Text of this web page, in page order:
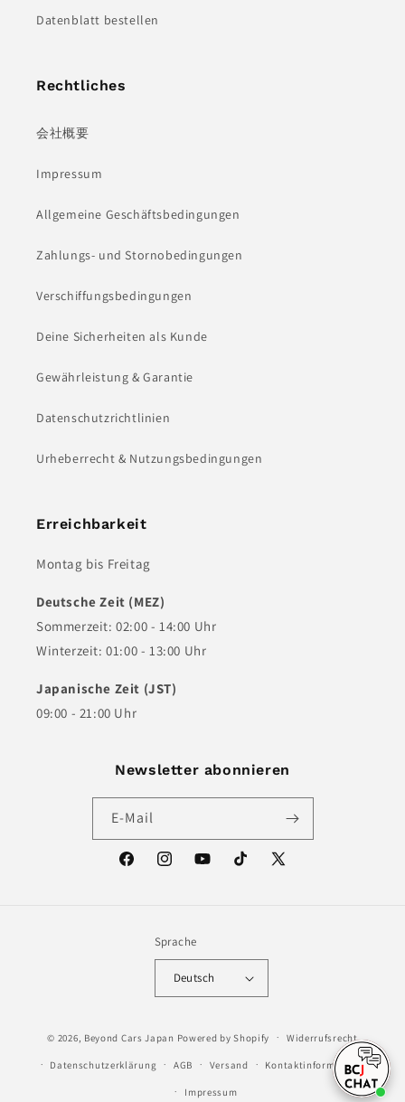
Datenblatt bestellen
Rechtliches
会社概要
Impressum
Allgemeine Geschäftsbedingungen
Zahlungs- und Stornobedingungen
Verschiffungsbedingungen
Deine Sicherheiten als Kunde
Gewährleistung & Garantie
Datenschutzrichtlinien
Urheberrecht & Nutzungsbedingungen
Erreichbarkeit
Montag bis Freitag
Deutsche Zeit (MEZ)
Sommerzeit: 02:00 - 14:00 Uhr
Winterzeit: 01:00 - 13:00 Uhr
Japanische Zeit (JST)
09:00 - 21:00 Uhr
Newsletter abonnieren
E-Mail
FacebookInstagramYouTubeTikTok
X
Sprache
Deutsch
© 2026, Beyond Cars Japan Powered by Shopify Widerrufsrecht
Datenschutzerklärung AGB Versand Kontaktinformationen
Impressum